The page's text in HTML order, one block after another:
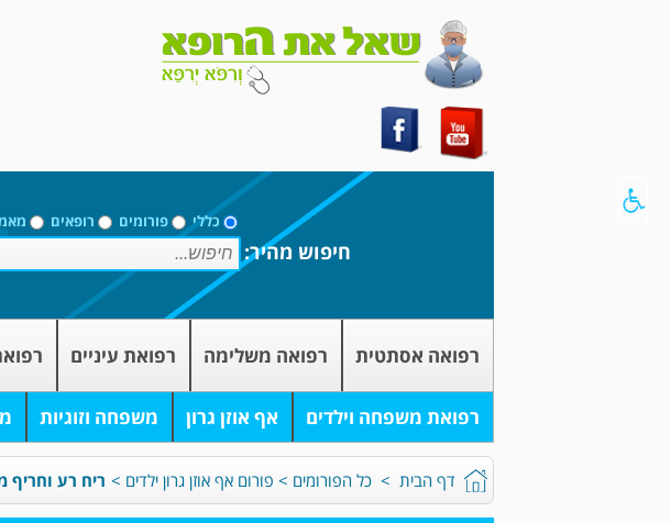
כללי פורומים רופאים
חיפוש מהיר:
רפואה אסתטית רפואה משלימה רפואת עיניים
רפואת משפחה וילדים אף אוזן גרון משפחה וזוגיות
דף הבית > כל הפורומים > פורום אף אוזן גרון ילדים > ריח רע וחריף